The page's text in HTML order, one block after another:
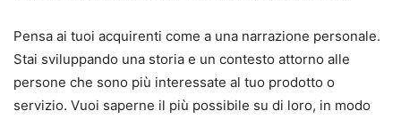
Pensa ai tuoi acquirenti come a una narrazione personale.
Stai sviluppando una storia e un contesto attorno alle
persone che sono più interessate al tuo prodotto o
servizio. Vuoi saperne il più possibile su di loro, in modo